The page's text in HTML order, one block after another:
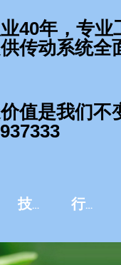
技术服务 行业应用
40年，专业
传动系统全
值是我们不